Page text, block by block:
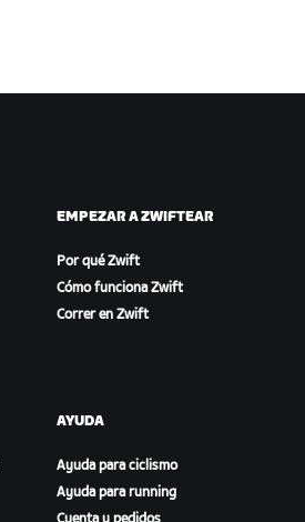
EMPEZAR A ZWIFTEAR
Por qué Zwift
Cómo funciona Zwift
Correr en Zwift
AYUDA
Ayuda para ciclismo
Ayuda para running